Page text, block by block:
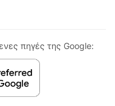
πηγές της Google: